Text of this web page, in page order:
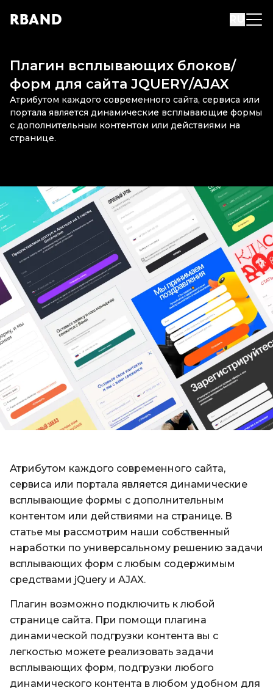
RBAND
Плагин всплывающих блоков/
форм для сайта JQUERY/AJAX
Атрибутом каждого современного сайта, сервиса или
портала является динамические всплывающие формы
с дополнительным контентом или действиями на
странице.
Атрибутом каждого современного сайта,
сервиса или портала является динамические
всплывающие формы с дополнительным
контентом или действиями на странице. В
статье мы рассмотрим наши собственный
наработки по универсальному решению задачи
всплывающих форм с любым содержимым
средствами jQuery и AJAX.
Плагин возможно подключить к любой
странице сайта. При помощи плагина
динамической подгрузки контента вы с
легкостью можете реализовать задачи
всплывающих форм, подгрузки любого
динамического контента в любом удобном для